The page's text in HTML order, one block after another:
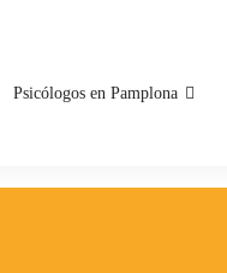
Psicólogos en Pamplona